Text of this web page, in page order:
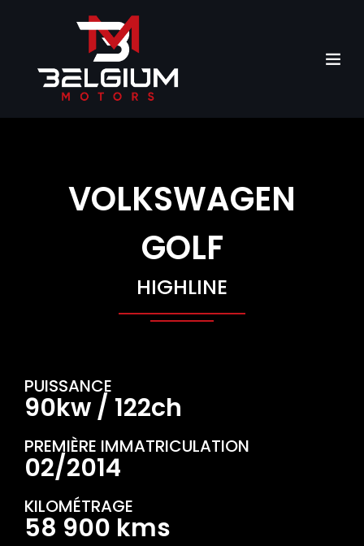
VOLKSWAGEN
GOLF
HIGHLINE
PUISSANCE
90kw / 122ch
PREMIÈRE IMMATRICULATION
02/2014
KILOMÉTRAGE
58 900 kms